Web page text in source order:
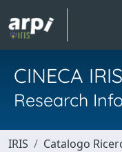
CINECA IRIS
Research
IRIS Catalogo